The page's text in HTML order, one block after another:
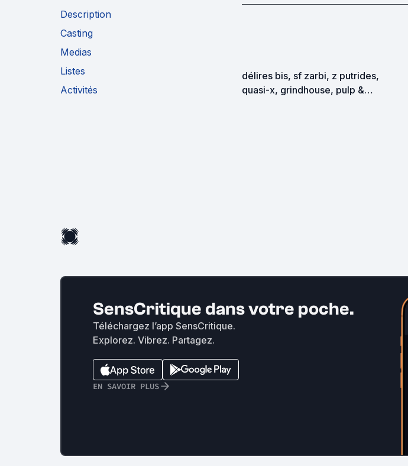
Description
Casting
Medias
Listes
Activités
délires bis, sf zarbi, z putrides,
quasi-x, grindhouse, pulp &
SensCritique dans votre poche.
Téléchargez l’app SensCritique.
Explorez. Vibrez. Partagez.
EN SAVOIR PLUS